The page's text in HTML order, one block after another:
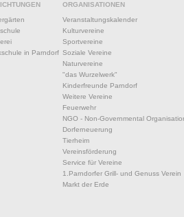
in Parndorf
ORGANISATIONEN
Veranstaltungskalender
Kulturvereine
Sportvereine
Soziale Vereine
Naturvereine
"das Wurzelwerk"
Kinderfreunde Parndorf
Weitere Vereine
Feuerwehr
NGO - Non-Governmental
Dorferneuerung
Tierheim
Vereinsförderung
Service für Vereine
1.Parndorfer Grill- und Genuss Verein
Markt der Erde